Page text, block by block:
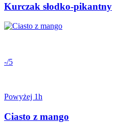
Kurczak słodko-pikantny
-/5
Powyżej 1h
Ciasto z mango